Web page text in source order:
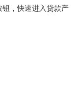
钮，快速进入贷款产